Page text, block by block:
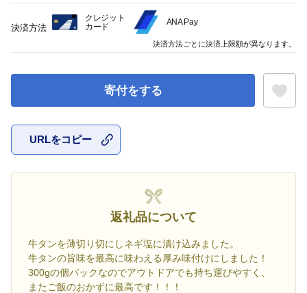
寄付をする
URLをコピー
返礼品について
牛タンを薄切り切にしネギ塩に漬け込みました。
牛タンの旨味を最高に味わえる厚み味付けにしました！
300gの個パックなのでアウトドアでも持ち運びやすく、
またご飯のおかずに最高です！！！
決済方法
クレジット
カード
ANA Pay
決済方法ごとに決済上限額が異なります。